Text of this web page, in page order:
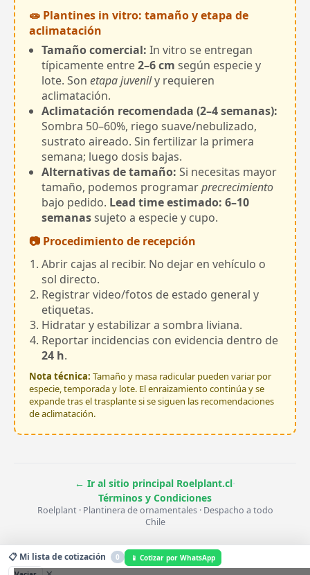
🧫 Plantines in vitro: tamaño y etapa de
aclimatación
Tamaño comercial: In vitro se entregan
típicamente entre2–6 cm según especie y
lote. Son etapa juvenily requieren
aclimatación.
Aclimatación recomendada (2–4 semanas):
Sombra 50–60%, riego suave/nebulizado,
sustrato aireado. Sin fertilizar la primera
semana; luego dosis bajas.
Alternativas de tamaño: Si necesitas mayor
tamaño, podemos programarprecrecimiento
bajo pedido. Lead time estimado: 6–10
semanassujeto a especie y cupo.
📷 Procedimiento de recepción
Abrir cajas al recibir. No dejar en vehículo o
sol directo.
Registrar video/fotos de estado general y
etiquetas.
Hidratar y estabilizar a sombra liviana.
Reportar incidencias con evidencia dentro de
24 h.
Nota técnica: Tamaño y masa radicular pueden variar por
especie, temporada y lote. El enraizamiento continúa y se
expande tras el trasplante si se siguen las recomendaciones
de aclimatación.
← Ir al sitio principal Roelplant.cl·
Términos y Condiciones
Roelplant · Plantinera de ornamentales · Despacho a todo
Chile
📋 Mi lista de cotización 0
📱 Cotizar por WhatsApp